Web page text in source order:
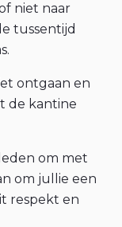
niet naar
tussentijd
ontgaan en
de kantine
om met
om jullie een
respekt en